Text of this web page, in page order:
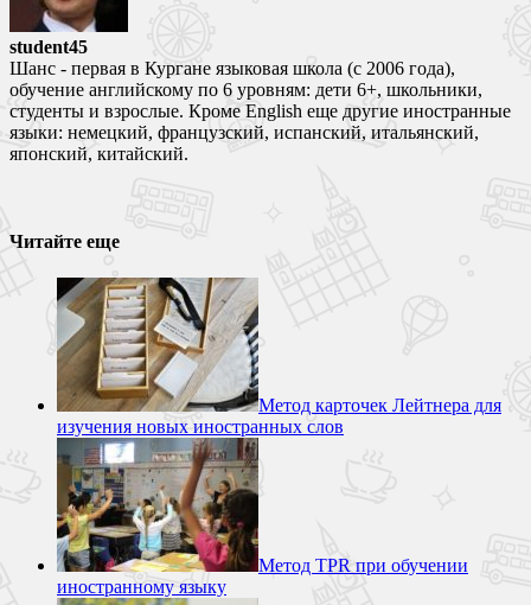
student45
Шанс - первая в Кургане языковая школа (с 2006 года),
обучение английскому по 6 уровням: дети 6+, школьники,
студенты и взрослые. Кроме English еще другие иностранные
языки: немецкий, французский, испанский, итальянский,
японский, китайский.
Читайте еще
Метод карточек Лейтнера для
изучения новых иностранных слов
Метод TPR при обучении
иностранному языку